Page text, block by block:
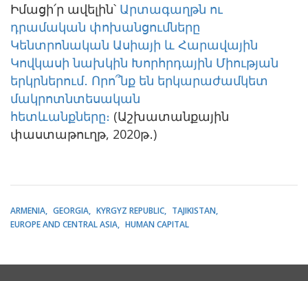
Իմացի՛ր ավելին՝ Արտագաղթն ու
դրամական փոխանցումները
Կենտրոնական Ասիայի և Հարավային
Կովկասի նախկին Խորհրդային Միության
երկրներում․ Որո՞նք են երկարաժամկետ
մակրոտնտեսական
հետևանքները։ (Աշխատանքային
փաստաթուղթ, 2020թ․)
ARMENIA GEORGIA KYRGYZ REPUBLIC
TAJIKISTAN
EUROPE AND CENTRAL ASIA
HUMAN CAPITAL